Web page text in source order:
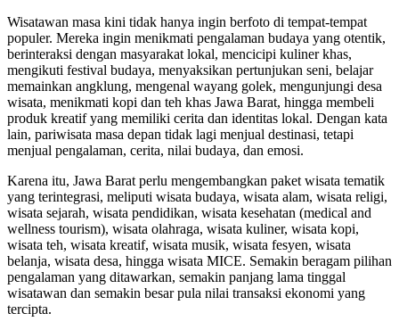
Wisatawan masa kini tidak hanya ingin berfoto di tempat-tempat
populer. Mereka ingin menikmati pengalaman budaya yang otentik,
berinteraksi dengan masyarakat lokal, mencicipi kuliner khas,
mengikuti festival budaya, menyaksikan pertunjukan seni, belajar
memainkan angklung, mengenal wayang golek, mengunjungi desa
wisata, menikmati kopi dan teh khas Jawa Barat, hingga membeli
produk kreatif yang memiliki cerita dan identitas lokal. Dengan kata
lain, pariwisata masa depan tidak lagi menjual destinasi, tetapi
menjual pengalaman, cerita, nilai budaya, dan emosi.
Karena itu, Jawa Barat perlu mengembangkan paket wisata tematik
yang terintegrasi, meliputi wisata budaya, wisata alam, wisata religi,
wisata sejarah, wisata pendidikan, wisata kesehatan (medical and
wellness tourism), wisata olahraga, wisata kuliner, wisata kopi,
wisata teh, wisata kreatif, wisata musik, wisata fesyen, wisata
belanja, wisata desa, hingga wisata MICE. Semakin beragam pilihan
pengalaman yang ditawarkan, semakin panjang lama tinggal
wisatawan dan semakin besar pula nilai transaksi ekonomi yang
tercipta.